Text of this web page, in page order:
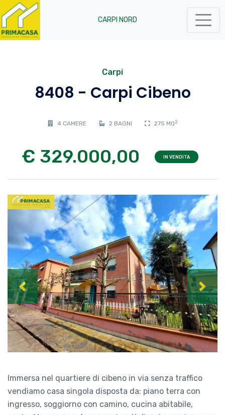
CARPI NORD
Carpi
8408 - Carpi Cibeno
4 CAMERE 2 BAGNI 275 MQ 2
€ 329.000,00 IN VENDITA
Previous Next
Immersa nel quartiere di cibeno in via senza traffico
vendiamo casa singola disposta da: piano terra con
ingresso, soggiorno con camino, cucina abitabile,